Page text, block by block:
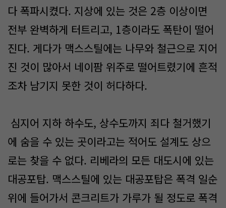
다 폭파시켰다. 지상에 있는 것은 2층 이상이면
전부 완벽하게 터트리고, 1층이라도 폭탄이 떨어
진다. 게다가 맥스스틸에는 나무와 철근으로 지어
진 것이 많아서 네이팜 위주로 떨어트렸기에 흔적
조차 남기지 못한 것이 허다하다.
심지어 지하 하수도, 상수도까지 죄다 철거했기
에 숨을 수 있는 곳이라고는 적어도 설계도 상으
로는 찾을 수 없다. 리베라의 모든 대도시에 있는
대공포탑. 맥스스틸에 있는 대공포탑은 폭격 일순
위에 들어가서 콘크리트가 가루가 될 정도로 폭격